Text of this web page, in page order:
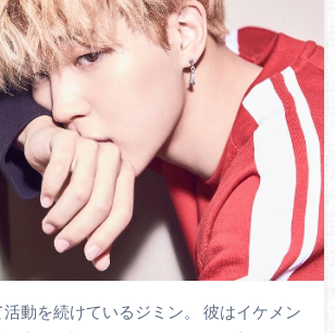
動を続けているジミン。 彼はイケメン